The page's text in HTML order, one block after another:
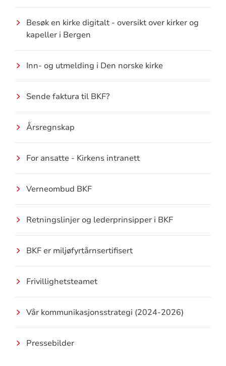
Besøk en kirke digitalt - oversikt over kirker og
kapeller i Bergen
Inn- og utmelding i Den norske kirke
Sende faktura til BKF?
Årsregnskap
For ansatte - Kirkens intranett
Verneombud BKF
Retningslinjer og lederprinsipper i BKF
BKF er miljøfyrtårnsertifisert
Frivillighetsteamet
Vår kommunikasjonsstrategi (2024-2026)
Pressebilder